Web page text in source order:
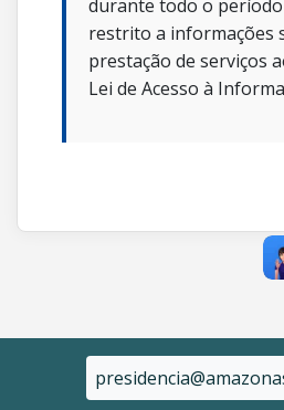
durante todo o
restrito a informações
prestação de serviços
Lei de Acesso à